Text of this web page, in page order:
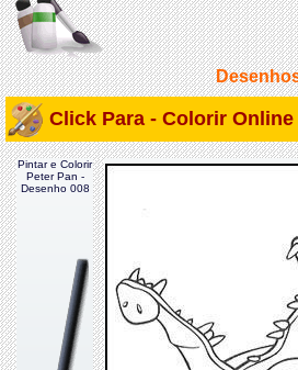
Click Para - Colorir
Pintar e Colorir
Peter Pan -
Desenho 008